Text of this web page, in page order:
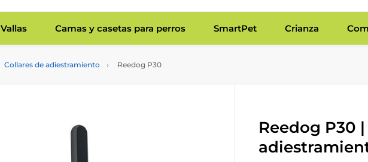
Vallas Camas y casetas para perros SmartPet Crianza
Collares de adiestramiento Reedog P30
Reedog P30